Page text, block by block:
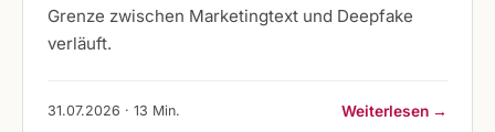
Grenze zwischen Marketingtext und Deepfake
verläuft.
31.07.2026 · 13 Min. Weiterlesen →